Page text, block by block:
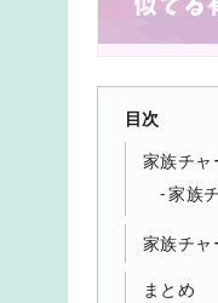
目次
家族チャ
家族
家族チャ
まとめ